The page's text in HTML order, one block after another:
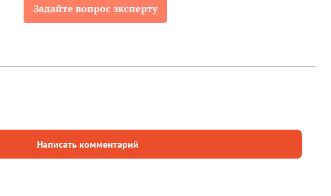
Задайте вопрос эксперту
Написать комментарий